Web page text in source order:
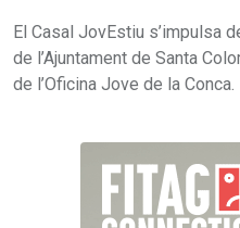
El Casal JovEstiu s’impulsa
de l’Ajuntament de Santa
de l’Oficina Jove de la Conca.